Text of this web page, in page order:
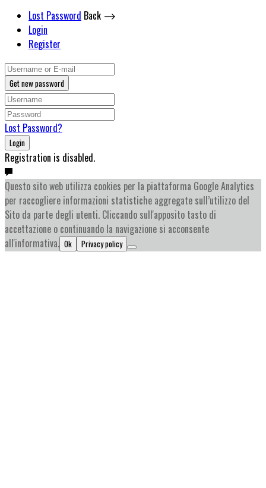
Lost Password Back ⟶
Login
Register
Get new password
Lost Password?
Login
Registration is disabled.
Questo sito web utilizza cookies per la piattaforma Google Analytics
per raccogliere informazioni statistiche aggregate sull’utilizzo del
Sito da parte degli utenti. Cliccando sull'apposito tasto di
accettazione o continuando la navigazione si acconsente
all'informativa. Ok Privacy policy